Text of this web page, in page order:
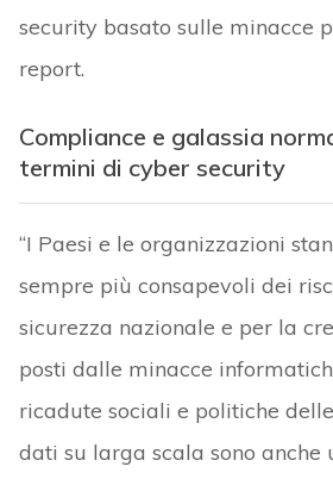
security basato sulle minacce
report.
Compliance e galassia
termini di cyber security
“I Paesi e le organizzazioni
sempre più consapevoli dei
sicurezza nazionale e per la
posti dalle minacce
ricadute sociali e politiche
dati su larga scala sono anche